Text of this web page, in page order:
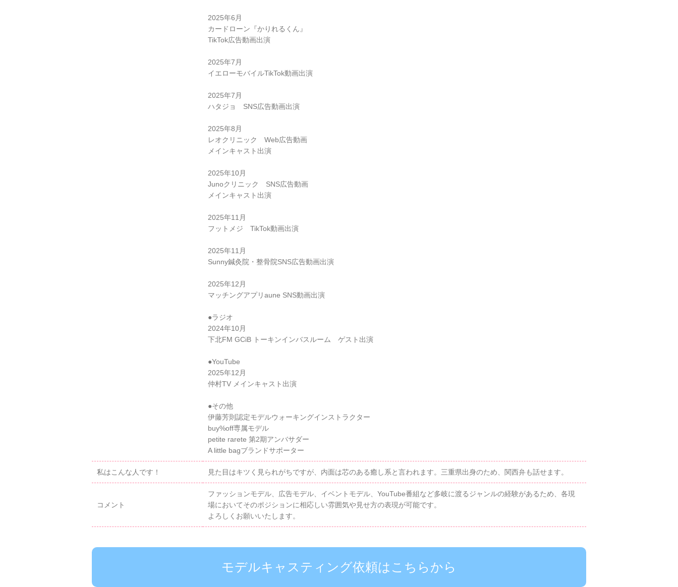
2025年6月
カードローン『かりれるくん』
TikTok広告動画出演
2025年7月
イエローモバイルTikTok動画出演
2025年7月
ハタジョ SNS広告動画出演
2025年8月
レオクリニック Web広告動画
メインキャスト出演
2025年10月
Junoクリニック SNS広告動画
メインキャスト出演
2025年11月
フットメジ TikTok動画出演
2025年11月
Sunny鍼灸院・整骨院SNS広告動画出演
2025年12月
マッチングアプリaune SNS動画出演
●ラジオ
2024年10月
下北FM GCiB トーキンインバスルーム ゲスト出演
●YouTube
2025年12月
仲村TV メインキャスト出演
●その他
伊藤芳則認定モデルウォーキングインストラクター
buy%off専属モデル
petite rarete 第2期アンバサダー
A little bagブランドサポーター
私はこんな人です！ 見た目はキツく見られがちですが、内面は芯のある癒し系と言われます。三重県出身のため、関西弁も話せます。
コメント
ファッションモデル、広告モデル、イベントモデル、YouTube番組など多岐に渡るジャンルの経験があるため、各現
場においてそのポジションに相応しい雰囲気や見せ方の表現が可能です。
よろしくお願いいたします。
モデルキャスティング依頼はこちらから